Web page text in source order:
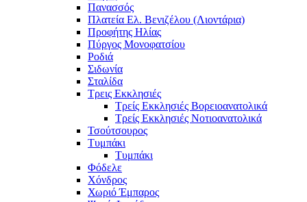
Πανασσός
Πλατεία Ελ. Βενιζέλου (Λιοντάρια)
Προφήτης Ηλίας
Πύργος Μονοφατσίου
Ροδιά
Σιδωνία
Σταλίδα
Τρεις Εκκλησιές
Τρείς Εκκλησιές Βορειοανατολικά
Τρείς Εκκλησιές Νοτιοανατολικά
Τσούτσουρος
Τυμπάκι
Τυμπάκι
Φόδελε
Χόνδρος
Χωριό Έμπαρος